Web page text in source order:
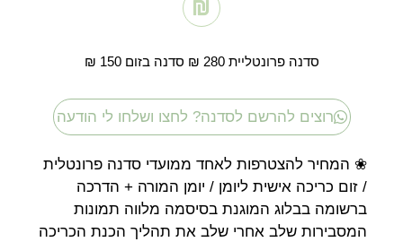
סדנה פרונטליית 280 ₪ סדנה בזום 150 ₪
רוצים להרשם לסדנה? לחצו ושלחו לי הודעה
❀ המחיר להצטרפות לאחד ממועדי סדנה פרונטלית
/ זום כריכה אישית ליומן / יומן המורה + הדרכה
ברשומה בבלוג המוגנת בסיסמה מלווה תמונות
המסבירות שלב אחרי שלב את תהליך הכנת הכריכה